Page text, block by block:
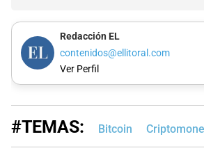
Redacción EL
contenidos@ellitoral.com
Ver Perfil
#TEMAS: Bitcoin